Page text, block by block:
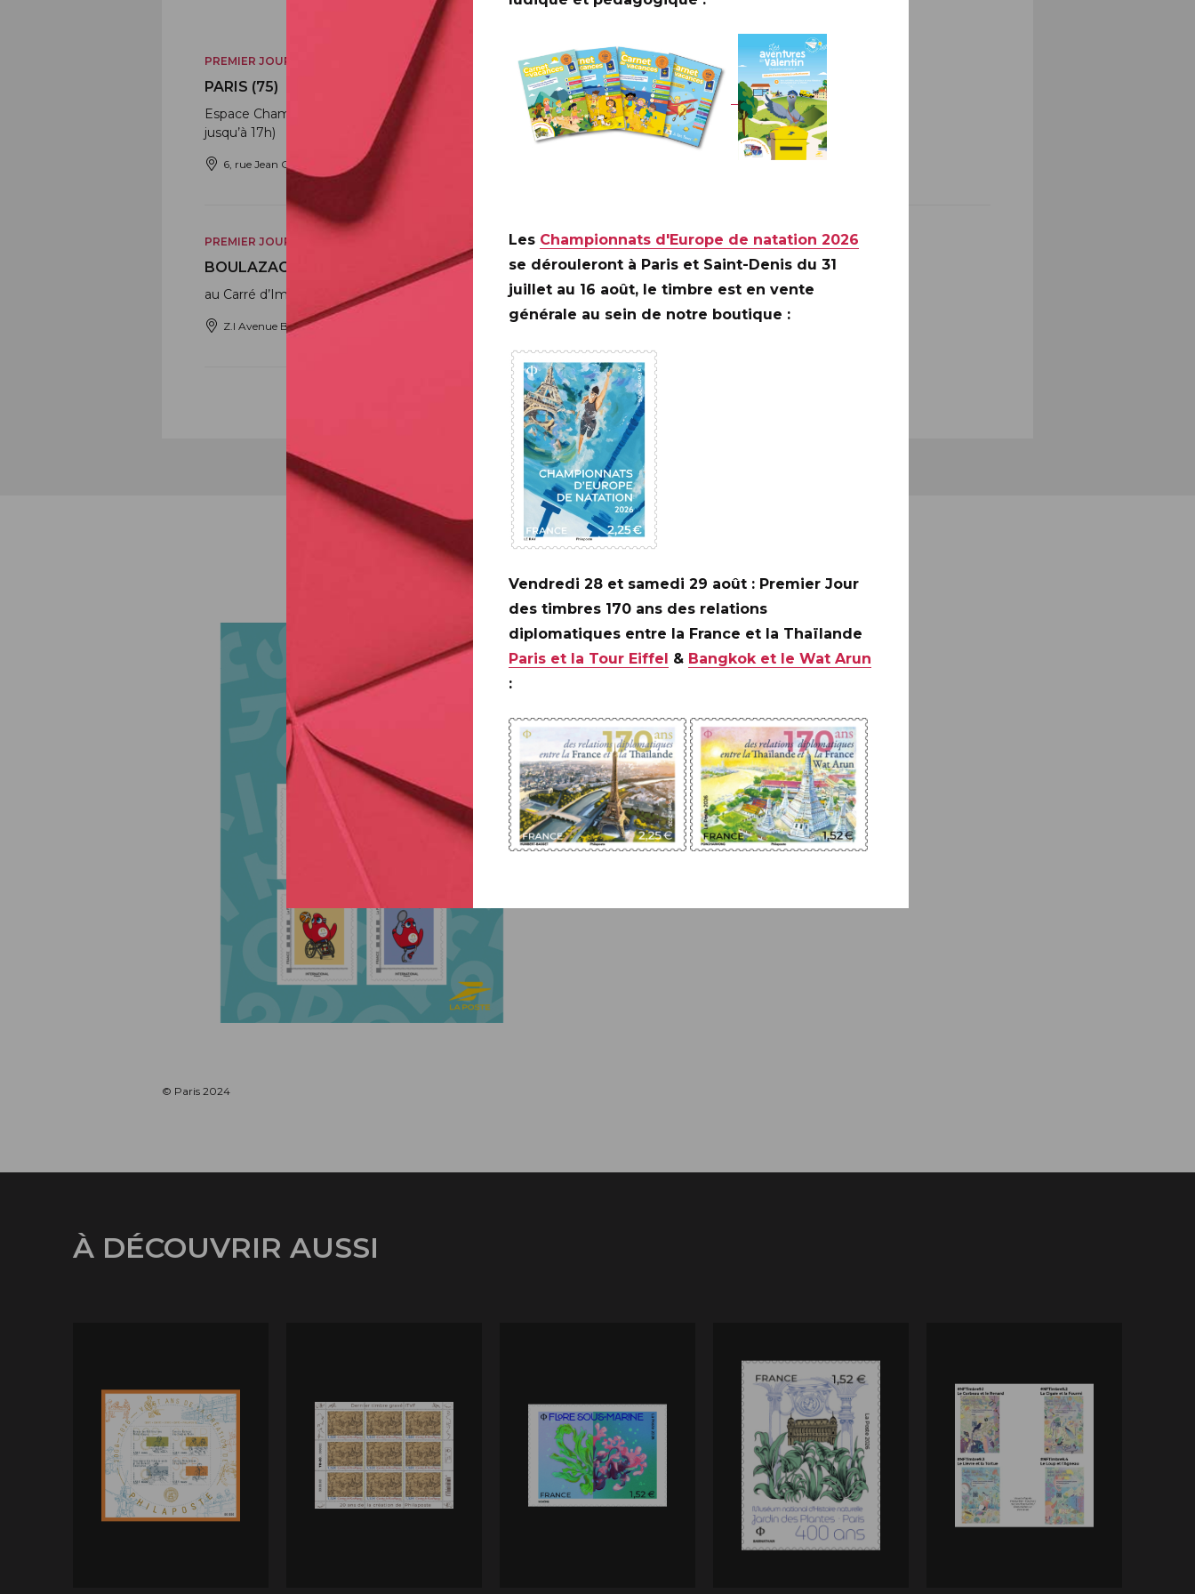
PREMIER JOUR
PARIS (75)
Espace Champerret Hall A de 10h à 18h (sauf le vendredi
jusqu’à 17h)
6, rue Jean Ostreicher 75017 Paris – Métro Porte de Champerret
PREMIER JOUR
PARIS (75)
Le Carré d’Encre, de 10h à 19h.
13 bis rue des Mathurins, 75009 PARIS
PREMIER JOUR
BOULAZAC ISLE MANOIRE 24750
au Carré d’Imprimerie
Z.I Avenue Benoît Frachon, 24750 BOULAZAC ISLE MANOIRE.
© Paris 2024
À DÉCOUVRIR AUSSI
Les Championnats d'Europe de natation 2026
se dérouleront à Paris et Saint-Denis du 31
juillet au 16 août, le timbre est en vente
générale au sein de notre boutique :
Vendredi 28 et samedi 29 août : Premier Jour
des timbres 170 ans des relations
diplomatiques entre la France et la Thaïlande
Paris et la Tour Eiffel & Bangkok et le Wat Arun
: